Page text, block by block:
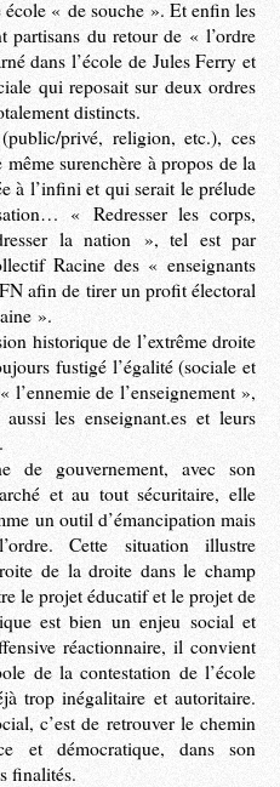
école « de souche ». Et enfin les
partisans du retour de « l’ordre
dans l’école de Jules Ferry et
qui reposait sur deux ordres
distincts.
privé, religion, etc.), ces
surenchère à propos de la
à l’infini et qui serait le prélude
« Redresser les corps,
la nation », tel est par
Racine des « enseignants
afin de tirer un profit électoral
».
historique de l’extrême droite
fustigé l’égalité (sociale et
l’ennemie de l’enseignement »,
les enseignant.es et leurs
de gouvernement, avec son
et au tout sécuritaire, elle
un outil d’émancipation mais
Cette situation illustre
de la droite dans le champ
le projet éducatif et le projet de
est bien un enjeu social et
réactionnaire, il convient
de la contestation de l’école
trop inégalitaire et autoritaire.
c’est de retrouver le chemin
et démocratique, dans son
finalités.